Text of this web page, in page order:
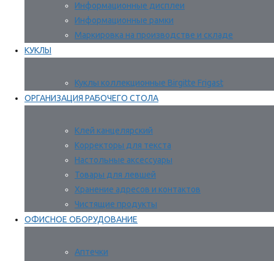
Информационные дисплеи
Информационные рамки
Маркировка на производстве и складе
КУКЛЫ
Куклы коллекционные Birgitte Frigast
ОРГАНИЗАЦИЯ РАБОЧЕГО СТОЛА
Клей канцелярский
Корректоры для текста
Настольные аксессуары
Товары для левшей
Хранение адресов и контактов
Чистящие продукты
ОФИСНОЕ ОБОРУДОВАНИЕ
Аптечки